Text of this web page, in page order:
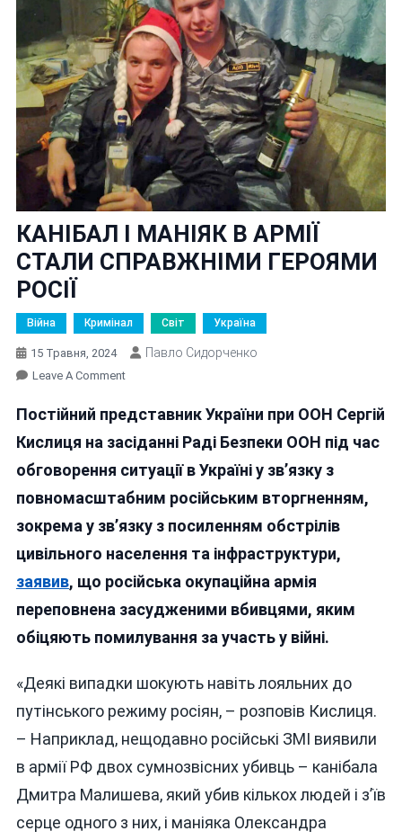
КАНІБАЛ І МАНІЯК В АРМІЇ
СТАЛИ СПРАВЖНІМИ ГЕРОЯМИ
РОСІЇ
Війна Кримінал Світ Україна
15 Травня, 2024 Павло Сидорченко
Leave A CommentOn
І
МАНІЯК
АРМІЇ
СТАЛИ
ГЕРОЯМИ
РОСІЇ
Постійний представник України при ООН Сергій
Кислиця на засіданні Раді Безпеки ООН під час
обговорення ситуації в Україні у зв’язку з
повномасштабним російським вторгненням,
зокрема у зв’язку з посиленням обстрілів
цивільного населення та інфраструктури,
заявив, що російська окупаційна армія
переповнена засудженими вбивцями, яким
обіцяють помилування за участь у війні.
«Деякі випадки шокують навіть лояльних до
путінського режиму росіян, – розповів Кислиця.
– Наприклад, нещодавно російські ЗМІ виявили
в армії РФ двох сумнозвісних убивць – канібала
Дмитра Малишева, який убив кількох людей і з’їв
серце одного з них, і маніяка Олександра